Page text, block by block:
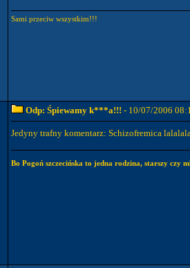
Sami przeciw wszystkim!!!
Odp: Śpiewamy k***a!!! - 10/07/2006
Jedyny trafny komentarz: Schizofremica
Bo Pogoń szczecińska to jedna rodzina, starszy czy